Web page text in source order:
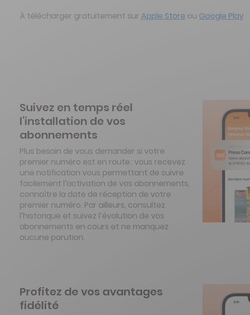
À télécharger gratuitement sur Apple Store ou Google Play
Suivez en temps réel
l'installation de vos
abonnements
Plus besoin de vous demander si votre
premier numéro est en route : vous recevez
une notification vous permettant de suivre
facilement l’activation de vos abonnements,
connaître la date de réception de votre
premier numéro. Par ailleurs, consultez
l’historique et suivez l’évolution de vos
abonnements en cours et ne manquez
aucune parution.
Profitez de vos avantages
fidélité